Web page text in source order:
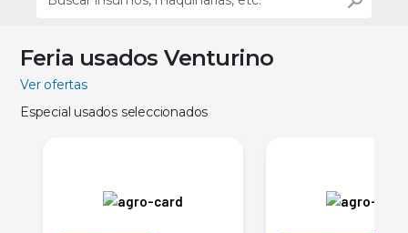
Feria usados Venturino
Ver ofertas
Especial usados seleccionados